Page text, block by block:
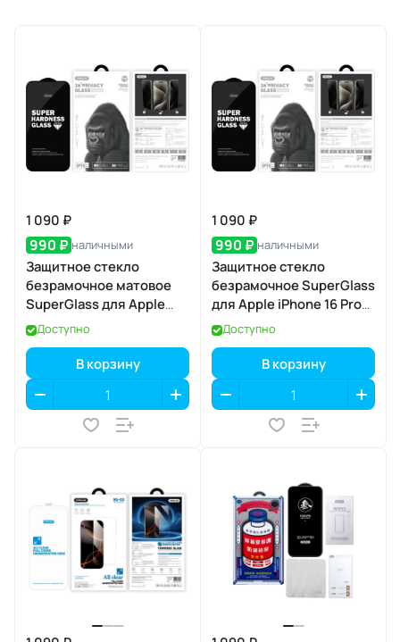
1 090 ₽
990 ₽ наличными
Защитное стекло
безрамочное матовое
SuperGlass для Apple
iPhone 17 Pro
Доступно
В корзину
1 090 ₽
990 ₽ наличными
Защитное стекло
безрамочное SuperGlass
для Apple iPhone 16 Pro
Max / 17 Pro Max
Доступно
В корзину